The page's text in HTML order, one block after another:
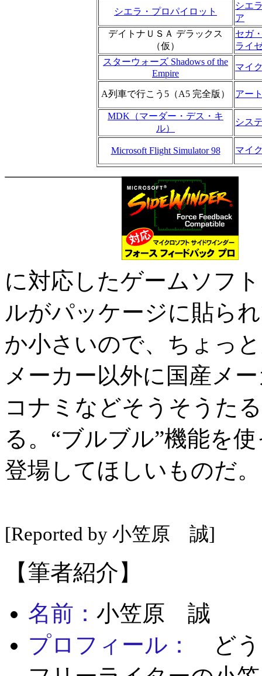
シエラ・プロパイロット
シエ
ア
デイトナＵＳＡ デラックス
（仮）
セガ
ライ
スターウォーズ Shadows of the
Empire
マイ
A列車で行こう5（A5 完全版） アー
MDK（マーダー・デス・キ
ル）
シス
Microsoft Flight Simulator 98 マイ
に対応したゲームソフ
ルがパッケージに貼ら
か小さいので、ちょっ
メーカー以外に国産メ
コナミなどそうそうた
る。“ブルブル”機能を
登場してほしいものだ。
[Reported by 小笠原 誠]
【筆者紹介】
名前： 小笠原 誠
プロフィール：
どう